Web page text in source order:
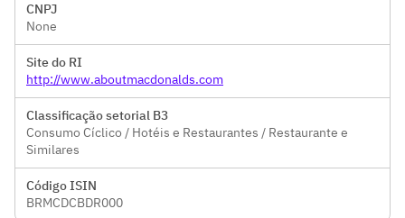
CNPJ
None
Site do RI
http://www.aboutmacdonalds.com
Classificação setorial B3
Consumo Cíclico / Hotéis e Restaurantes / Restaurante e
Similares
Código ISIN
BRMCDCBDR000